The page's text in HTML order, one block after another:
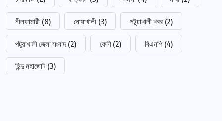
নীলফামারী (8) নোয়াখালী (3) পটুয়াখালী খবর (2)
পটুয়াখালী জেলা সংবাদ (2) ফেনী (2) বিএনপি (4)
হিন্দু মহাজোট (3)